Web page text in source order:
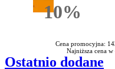
10%Rabatu
Cena promocyjna:
Najniższa cena
Ostatnio dodane